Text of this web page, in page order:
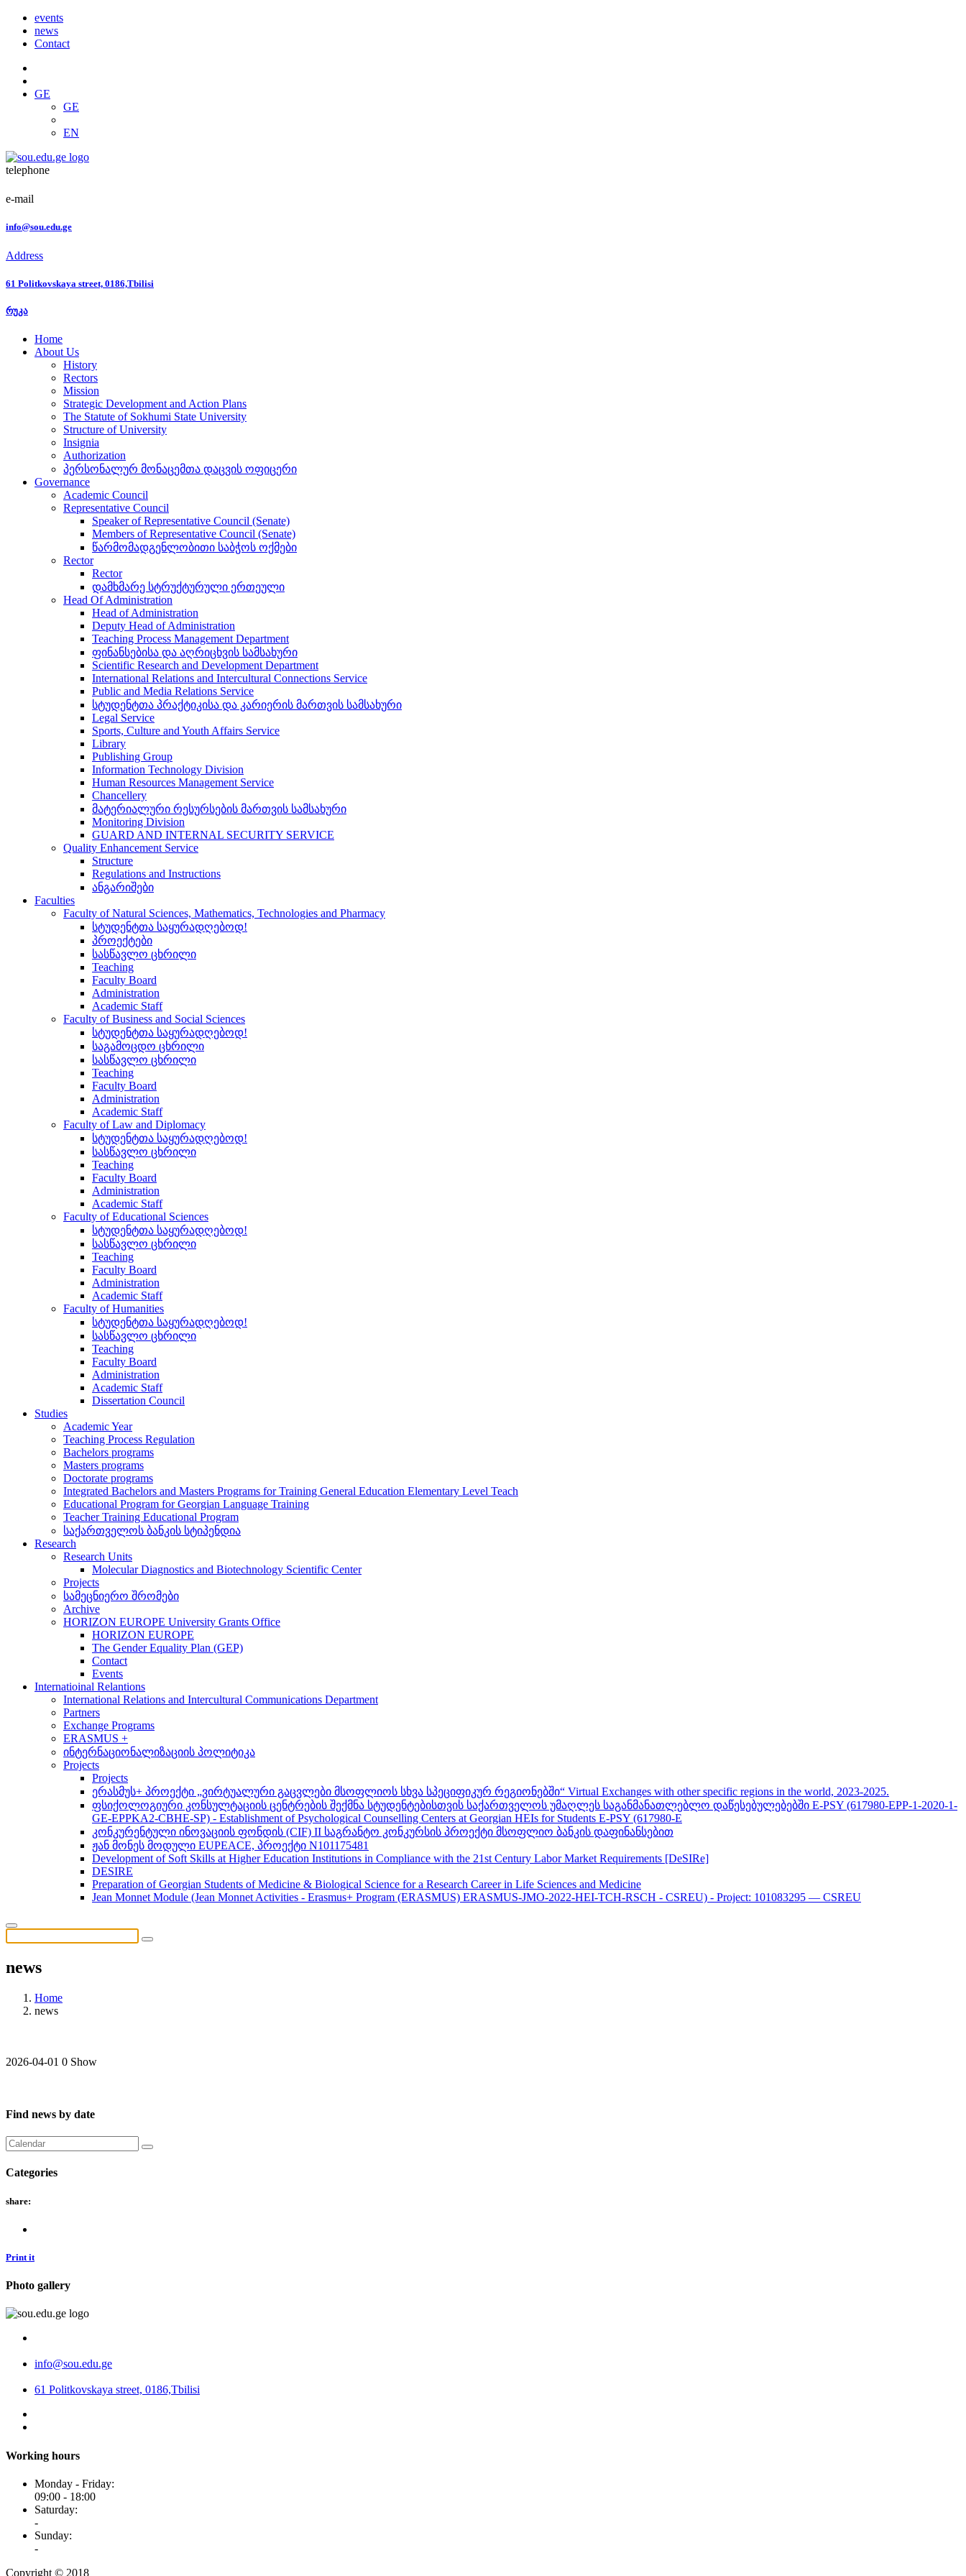
events
news
Contact
GE
GE
EN
telephone
e-mail
info@sou.edu.ge
Address
61 Politkovskaya street, 0186,Tbilisi
რუკა
Home
About Us
History
Rectors
Mission
Strategic Development and Action Plans
The Statute of Sokhumi State University
Structure of University
Insignia
Authorization
პერსონალურ მონაცემთა დაცვის ოფიცერი
Governance
Academic Council
Representative Council
Speaker of Representative Council (Senate)
Members of Representative Council (Senate)
წარმომადგენლობითი საბჭოს ოქმები
Rector
Rector
დამხმარე სტრუქტურული ერთეული
Head Of Administration
Head of Administration
Deputy Head of Administration
Teaching Process Management Department
ფინანსებისა და აღრიცხვის სამსახური
Scientific Research and Development Department
International Relations and Intercultural Connections Service
Public and Media Relations Service
სტუდენტთა პრაქტიკისა და კარიერის მართვის სამსახური
Legal Service
Sports, Culture and Youth Affairs Service
Library
Publishing Group
Information Technology Division
Human Resources Management Service
Chancellery
მატერიალური რესურსების მართვის სამსახური
Monitoring Division
GUARD AND INTERNAL SECURITY SERVICE
Quality Enhancement Service
Structure
Regulations and Instructions
ანგარიშები
Faculties
Faculty of Natural Sciences, Mathematics, Technologies and Pharmacy
სტუდენტთა საყურადღებოდ!
პროექტები
სასწავლო ცხრილი
Teaching
Faculty Board
Administration
Academic Staff
Faculty of Business and Social Sciences
სტუდენტთა საყურადღებოდ!
საგამოცდო ცხრილი
სასწავლო ცხრილი
Teaching
Faculty Board
Administration
Academic Staff
Faculty of Law and Diplomacy
სტუდენტთა საყურადღებოდ!
სასწავლო ცხრილი
Teaching
Faculty Board
Administration
Academic Staff
Faculty of Educational Sciences
სტუდენტთა საყურადღებოდ!
სასწავლო ცხრილი
Teaching
Faculty Board
Administration
Academic Staff
Faculty of Humanities
სტუდენტთა საყურადღებოდ!
სასწავლო ცხრილი
Teaching
Faculty Board
Administration
Academic Staff
Dissertation Council
Studies
Academic Year
Teaching Process Regulation
Bachelors programs
Masters programs
Doctorate programs
Integrated Bachelors and Masters Programs for Training General Education Elementary Level Teach
Educational Program for Georgian Language Training
Teacher Training Educational Program
საქართველოს ბანკის სტიპენდია
Research
Research Units
Molecular Diagnostics and Biotechnology Scientific Center
Projects
სამეცნიერო შრომები
Archive
HORIZON EUROPE University Grants Office
HORIZON EUROPE
The Gender Equality Plan (GEP)
Contact
Events
Internatioinal Relantions
International Relations and Intercultural Communications Department
Partners
Exchange Programs
ERASMUS +
ინტერნაციონალიზაციის პოლიტიკა
Projects
Projects
ერასმუს+ პროექტი „ვირტუალური გაცვლები მსოფლიოს სხვა სპეციფიკურ რეგიონებში“ Virtual Exchanges with other specific regions in the world, 2023-2025.
ფსიქოლოგიური კონსულტაციის ცენტრების შექმნა სტუდენტებისთვის საქართველოს უმაღლეს საგანმანათლებლო დაწესებულებებში E-PSY (617980-EPP-1-2020-1-
GE-EPPKA2-CBHE-SP) - Establishment of Psychological Counselling Centers at Georgian HEIs for Students E-PSY (617980-E
კონკურენტული ინოვაციის ფონდის (CIF) II საგრანტო კონკურსის პროექტი მსოფლიო ბანკის დაფინანსებით
ჟან მონეს მოდული EUPEACE, პროექტი N101175481
Development of Soft Skills at Higher Education Institutions in Compliance with the 21st Century Labor Market Requirements [DeSIRe]
DESIRE
Preparation of Georgian Students of Medicine & Biological Science for a Research Career in Life Sciences and Medicine
Jean Monnet Module (Jean Monnet Activities - Erasmus+ Program (ERASMUS) ERASMUS-JMO-2022-HEI-TCH-RSCH - CSREU) - Project: 101083295 — CSREU
news
Home
news
2026-04-01 0 Show
Find news by date
Categories
share:
Print it
Photo gallery
info@sou.edu.ge
61 Politkovskaya street, 0186,Tbilisi
Working hours
Monday - Friday:
09:00 - 18:00
Saturday:
-
Sunday:
-
Copyright © 2018